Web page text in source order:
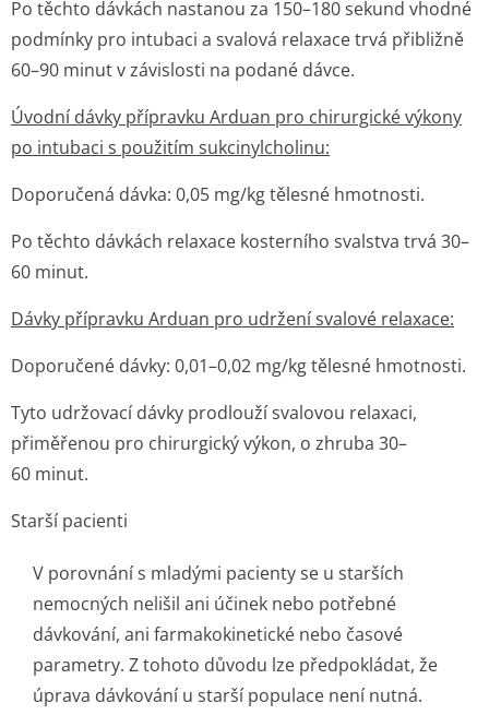
Po těchto dávkách nastanou za 150–180 sekund vhodné
podmínky pro intubaci a svalová relaxace trvá přibližně
60–90 minut v závislosti na podané dávce.
Úvodní dávky přípravku Arduan pro chirurgické výkony
po intubaci s použitím sukcinylcholinu:
Doporučená dávka: 0,05 mg/kg tělesné hmotnosti.
Po těchto dávkách relaxace kosterního svalstva trvá 30–
60 minut.
Dávky přípravku Arduan pro udržení svalové relaxace:
Doporučené dávky: 0,01–0,02 mg/kg tělesné hmotnosti.
Tyto udržovací dávky prodlouží svalovou relaxaci,
přiměřenou pro chirurgický výkon, o zhruba 30–
60 minut.
Starší pacienti
V porovnání s mladými pacienty se u starších
nemocných nelišil ani účinek nebo potřebné
dávkování, ani farmakokinetické nebo časové
parametry. Z tohoto důvodu lze předpokládat, že
úprava dávkování u starší populace není nutná.